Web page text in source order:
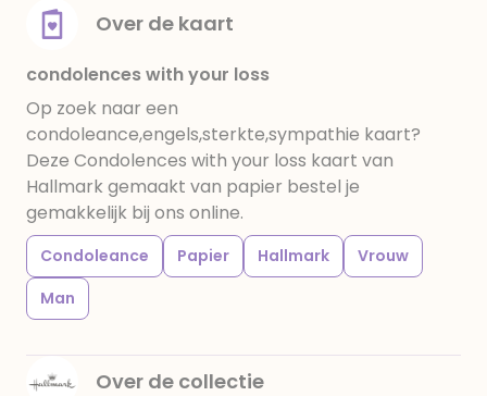
Over de kaart
condolences with your loss
Op zoek naar een
condoleance,engels,sterkte,sympathie kaart?
Deze Condolences with your loss kaart van
Hallmark gemaakt van papier bestel je
gemakkelijk bij ons online.
Condoleance Papier Hallmark
Vrouw
Man
Over de collectie